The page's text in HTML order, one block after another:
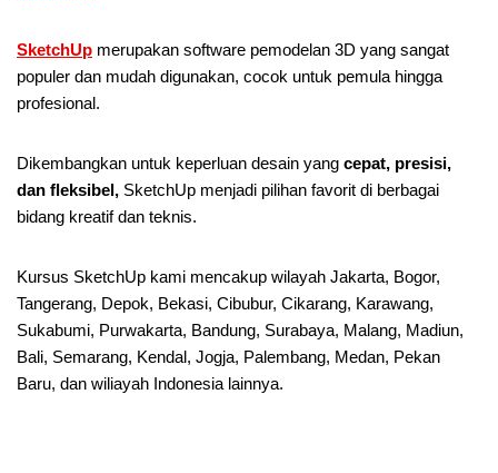
SketchUp merupakan software pemodelan 3D yang sangat
populer dan mudah digunakan, cocok untuk pemula hingga
profesional.
Dikembangkan untuk keperluan desain yang cepat, presisi,
dan fleksibel, SketchUp menjadi pilihan favorit di berbagai
bidang kreatif dan teknis.
Kursus SketchUp kami mencakup wilayah Jakarta, Bogor,
Tangerang, Depok, Bekasi, Cibubur, Cikarang, Karawang,
Sukabumi, Purwakarta, Bandung, Surabaya, Malang, Madiun,
Bali, Semarang, Kendal, Jogja, Palembang, Medan, Pekan
Baru, dan wiliayah Indonesia lainnya.